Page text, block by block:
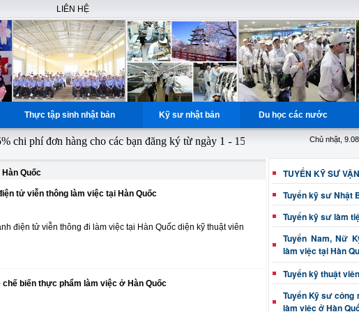
LIÊN HỆ
Thực tập sinh nhật bản Kỹ sư nhật bản Du học các nước
phí đơn hàng cho các bạn đăng ký từ ngày 1 - 15 hàng tháng, miễn phí học
Chủ nhật,
Quốc
tử viễn thông làm việc tại Hàn Quốc
điện tử viễn thông đi làm việc tại Hàn Quốc diện kỹ thuật viên
biến thực phẩm làm việc ở Hàn Quốc
TUYỂN KỸ SƯ
Tuyển kỹ sư Nhật
Tuyển kỹ sư làm
Tuyển Nam, Nữ
làm việc tại Hàn
Tuyển kỹ thuật
Tuyển Kỹ sư công
làm việc ở Hàn